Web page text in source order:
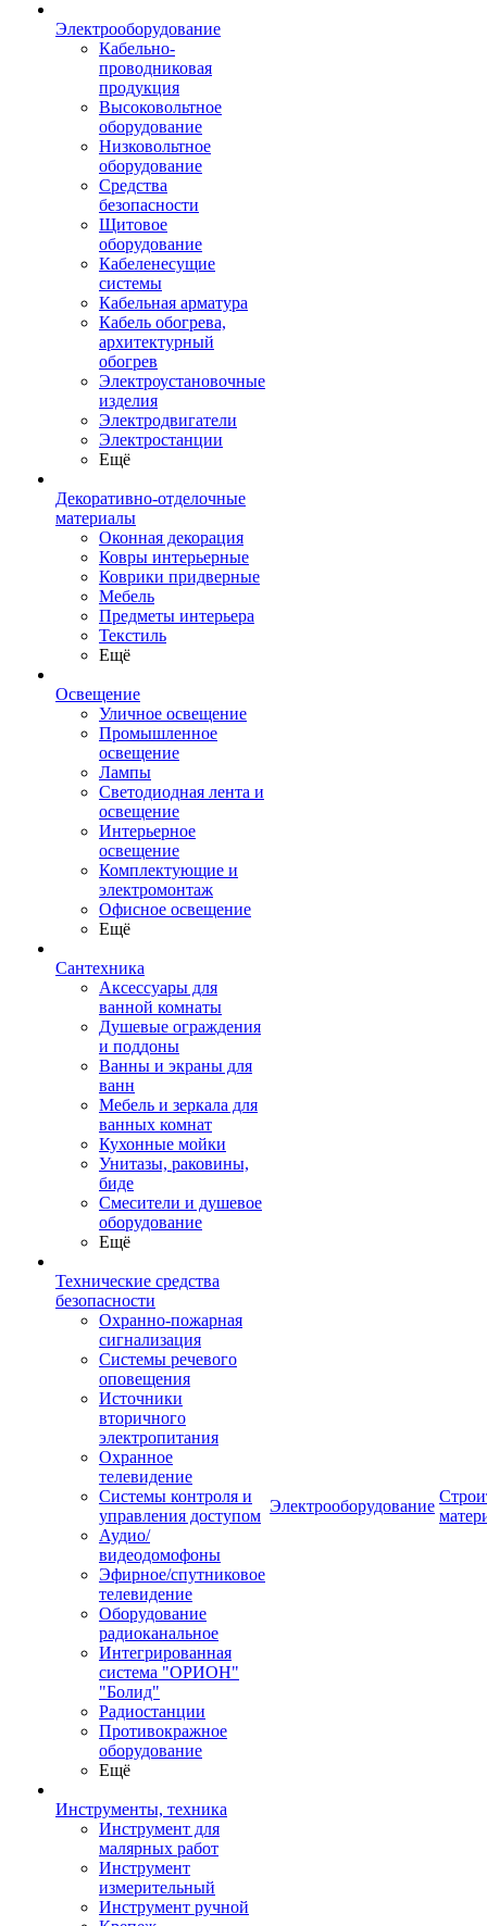
Электрооборудование
Кабельно-
проводниковая
продукция
Высоковольтное
оборудование
Низковольтное
оборудование
Средства
безопасности
Щитовое
оборудование
Кабеленесущие
системы
Кабельная арматура
Кабель обогрева,
архитектурный
обогрев
Электроустановочные
изделия
Электродвигатели
Электростанции
Ещё
Декоративно-отделочные
материалы
Оконная декорация
Ковры интерьерные
Коврики придверные
Мебель
Предметы интерьера
Текстиль
Ещё
Освещение
Уличное освещение
Промышленное
освещение
Лампы
Светодиодная лента и
освещение
Интерьерное
освещение
Комплектующие и
электромонтаж
Офисное освещение
Ещё
Сантехника
Аксессуары для
ванной комнаты
Душевые ограждения
и поддоны
Ванны и экраны для
ванн
Мебель и зеркала для
ванных комнат
Кухонные мойки
Унитазы, раковины,
биде
Смесители и душевое
оборудование
Ещё
Технические средства
безопасности
Охранно-пожарная
сигнализация
Системы речевого
оповещения
Источники
вторичного
электропитания
Охранное
телевидение
Системы контроля и
управления доступом
Аудио/
видеодомофоны
Эфирное/спутниковое
телевидение
Оборудование
радиоканальное
Интегрированная
система "ОРИОН"
"Болид"
Радиостанции
Противокражное
оборудование
Ещё
Инструменты, техника
Инструмент для
малярных работ
Инструмент
измерительный
Инструмент ручной
Электрооборудование